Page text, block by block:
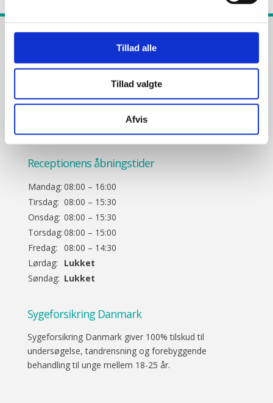
Tillad alle
Tillad valgte
Afvis
Tandlæge Tanja Lauest
Østergade 8-10, 2.sal
Receptionens åbningstider
Mandag: 08:00 – 16:00
Tirsdag: 08:00 – 15:30
Onsdag: 08:00 – 15:30
Torsdag:08:00 – 15:00
Fredag:
08:00 – 14:30
Lørdag:
Lukket
Søndag: Lukket
Sygeforsikring Danmark
Sygeforsikring Danmark giver 100% tilskud til
undersøgelse, tandrensning og forebyggende
behandling til unge mellem 18-25 år.